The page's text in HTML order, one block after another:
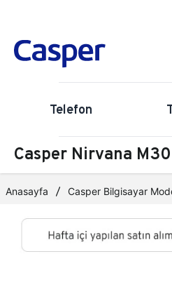
Telefon
Casper Nirvana
Anasayfa Casper Bilgisayar